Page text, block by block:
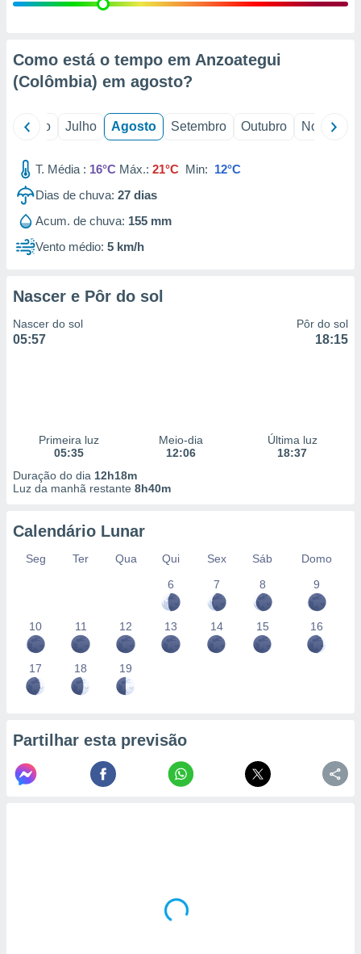
através
estudos
1199
Como está o tempo em Anzoategui
(Colômbia) em agosto?
Junho Julho Agosto Setembro Outubro Novembro
T. Média : 16°C Máx.: 21°C Min: 12°C
Dias de chuva: 27 dias
Acum. de chuva: 155 mm
Vento médio: 5 km/h
Nascer e Pôr do sol
Nascer do sol
05:57
Pôr do sol
18:15
Primeira luz
05:35
Meio-dia
12:06
Última luz
18:37
Duração do dia 12h18m
Luz da manhã restante 8h40m
Calendário Lunar
Seg Ter Qua Qui Sex Sáb
Domo
6
7 8 9
10 11 12 13 14 15 16
17 18 19
Partilhar esta previsão